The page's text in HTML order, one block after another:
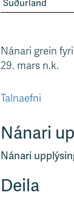
Suðurland
Nánari grein
29. mars n.k.
Talnaefni
Nánari
Nánari
Deila